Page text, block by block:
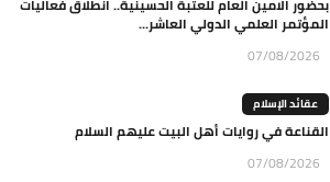
المؤتمر العلمي الدولي العاشر...
07/08/2026
عقائد الإسلام
القناعة في روايات أهل البيت عليهم السلام
07/08/2026